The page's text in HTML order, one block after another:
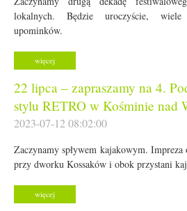
lokalnych. Będzie uroczyście,
upominków.
więcej
22 lipca – zapraszamy na 4.
stylu RETRO w Kośminie nad
2023-07-12 08:02:00
Zaczynamy spływem kajakowym. Impreza
przy dworku Kossaków i obok przystani
więcej